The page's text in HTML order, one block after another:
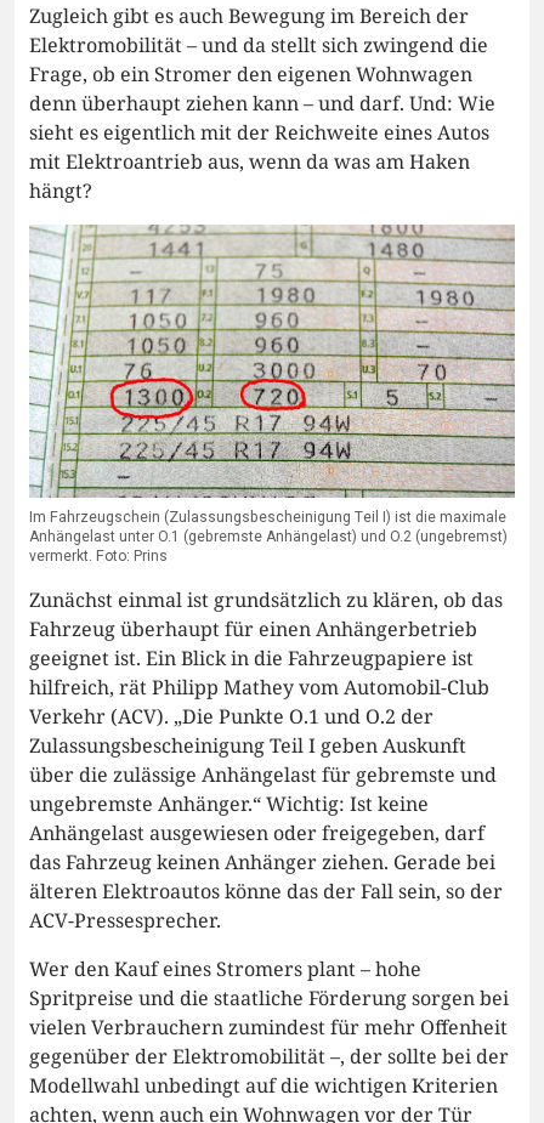
Zugleich gibt es auch Bewegung im Bereich der
Elektromobilität – und da stellt sich zwingend die
Frage, ob ein Stromer den eigenen Wohnwagen
denn überhaupt ziehen kann – und darf. Und: Wie
sieht es eigentlich mit der Reichweite eines Autos
mit Elektroantrieb aus, wenn da was am Haken
hängt?
Im Fahrzeugschein (Zulassungsbescheinigung Teil I) ist die maximale
Anhängelast unter O.1 (gebremste Anhängelast) und O.2 (ungebremst)
vermerkt. Foto: Prins
Zunächst einmal ist grundsätzlich zu klären, ob das
Fahrzeug überhaupt für einen Anhängerbetrieb
geeignet ist. Ein Blick in die Fahrzeugpapiere ist
hilfreich, rät Philipp Mathey vom Automobil-Club
Verkehr (ACV). „Die Punkte O.1 und O.2 der
Zulassungsbescheinigung Teil I geben Auskunft
über die zulässige Anhängelast für gebremste und
ungebremste Anhänger.“ Wichtig: Ist keine
Anhängelast ausgewiesen oder freigegeben, darf
das Fahrzeug keinen Anhänger ziehen. Gerade bei
älteren Elektroautos könne das der Fall sein, so der
ACV-Pressesprecher.
Wer den Kauf eines Stromers plant – hohe
Spritpreise und die staatliche Förderung sorgen bei
vielen Verbrauchern zumindest für mehr Offenheit
gegenüber der Elektromobilität –, der sollte bei der
Modellwahl unbedingt auf die wichtigen Kriterien
achten, wenn auch ein Wohnwagen vor der Tür